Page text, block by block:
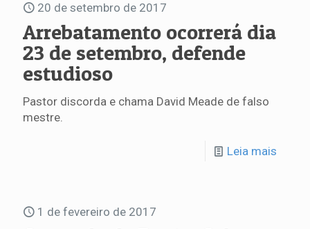
20 de setembro de 2017
Arrebatamento ocorrerá dia
23 de setembro, defende
estudioso
Pastor discorda e chama David Meade de falso
mestre.
Leia mais
1 de fevereiro de 2017